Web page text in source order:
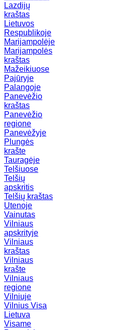
Lazdijų
kraštas
Lietuvos
Respublikoje
Marijampolėje
Marijampolės
kraštas
Mažeikiuose
Pajūryje
Palangoje
Panevėžio
kraštas
Panevėžio
regione
Panevėžyje
Plungės
krašte
Tauragėje
Telšiuose
Telšių
apskritis
Telšių kraštas
Utenoje
Vainutas
Vilniaus
apskrityje
Vilniaus
kraštas
Vilniaus
krašte
Vilniaus
regione
Vilniuje
Vilnius Visa
Lietuva
Visame